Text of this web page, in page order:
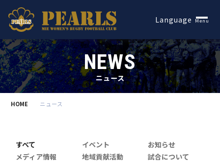
Language Menu
NEWS
ニュース
HOME ニュース
すべて イベント
お知らせ
メディア情報
地域貢献活動 試合について